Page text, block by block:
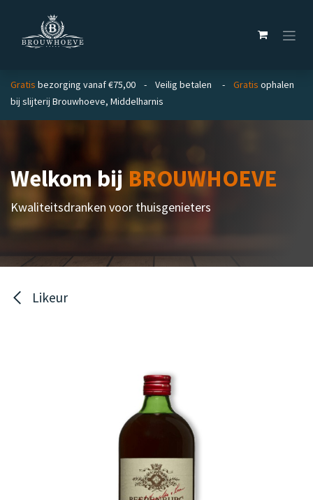
Gratis bezorging vanaf €75,00 - Veilig betalen - Gratis ophalen
bij slijterij Brouwhoeve, Middelharnis
Welkom bijBROUWHOEVE
Kwaliteitsdranken voor thuisgenieters
Likeur